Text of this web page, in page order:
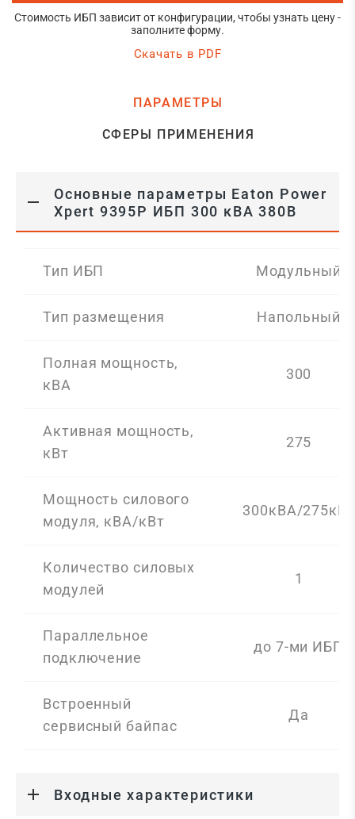
Стоимость ИБП зависит от конфигурации, чтобы узнать цену -
заполните форму.
Скачать в PDF
ПАРАМЕТРЫ
СФЕРЫ ПРИМЕНЕНИЯ
Основные параметры Eaton Power
Xpert 9395P ИБП 300 кВА 380В
Тип ИБП Модульный
Тип размещения Напольный
Полная мощность,
кВА
300
Активная мощность,
кВт
275
Мощность силового
модуля, кВА/кВт
300кВА/275кВт
Количество силовых
модулей
1
Параллельное
подключение
до 7-ми ИБП
Встроенный
сервисный байпас
Да
Входные характеристики